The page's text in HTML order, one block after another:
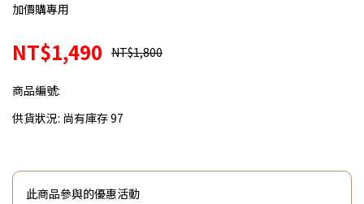
加價購專用
NT$1,490 NT$1,800
商品編號:
供貨狀況: 尚有庫存 97
此商品參與的優惠活動